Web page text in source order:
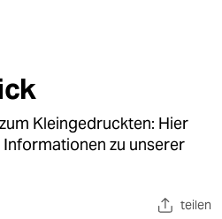
Kleingedruckten: Hier
zu unserer
teilen